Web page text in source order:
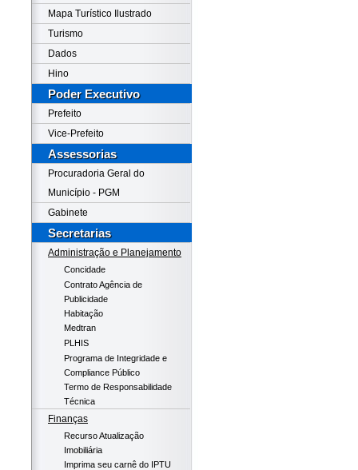
Mapa Turístico Ilustrado
Turismo
Dados
Hino
Poder Executivo
Prefeito
Vice-Prefeito
Assessorias
Procuradoria Geral do
Município - PGM
Gabinete
Secretarias
Administração e Planejamento
Concidade
Contrato Agência de
Publicidade
Habitação
Medtran
PLHIS
Programa de Integridade e
Compliance Público
Termo de Responsabilidade
Técnica
Finanças
Recurso Atualização
Imobiliária
Imprima seu carnê do IPTU